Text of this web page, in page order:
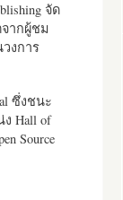
จัด
ากผู้ชม
งการ
ซึ่งชนะ
Hall of
Source